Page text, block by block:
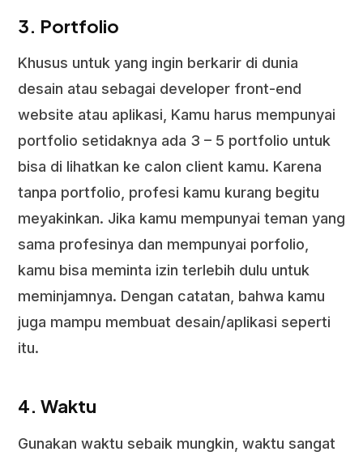
3. Portfolio
Khusus untuk yang ingin berkarir di dunia
desain atau sebagai developer front-end
website atau aplikasi, Kamu harus mempunyai
portfolio setidaknya ada 3 – 5 portfolio untuk
bisa di lihatkan ke calon client kamu. Karena
tanpa portfolio, profesi kamu kurang begitu
meyakinkan. Jika kamu mempunyai teman yang
sama profesinya dan mempunyai porfolio,
kamu bisa meminta izin terlebih dulu untuk
meminjamnya. Dengan catatan, bahwa kamu
juga mampu membuat desain/aplikasi seperti
itu.
4. Waktu
Gunakan waktu sebaik mungkin, waktu sangat